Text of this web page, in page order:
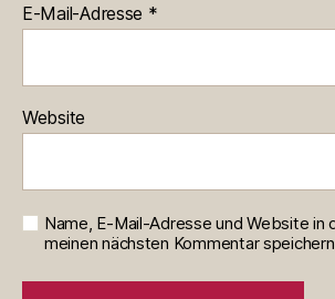
E-Mail-Adresse *
Website
Name, E-Mail-Adresse und Website in
meinen nächsten Kommentar